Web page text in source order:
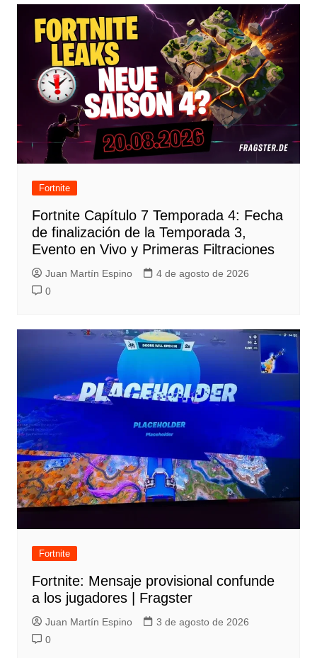
Fortnite
Fortnite Capítulo 7 Temporada 4: Fecha
de finalización de la Temporada 3,
Evento en Vivo y Primeras Filtraciones
Juan Martín Espino
4 de agosto de 2026
0
Fortnite
Fortnite: Mensaje provisional confunde
a los jugadores | Fragster
Juan Martín Espino
3 de agosto de 2026
0